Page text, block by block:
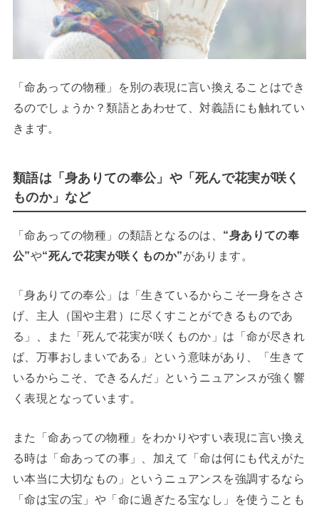
「命あっての物種」を別の表現に言い換えることはでき
るのでしょうか？類語とあわせて、対義語にも触れてい
きます。
類語は「身ありての奉公」や「死んで花実が咲く
ものか」など
「命あっての物種」の類語となるのは、 “身ありての奉
公”や“死んで花実が咲くものか”があります。
「身ありての奉公」は「生きているからこそ一身をささ
げ、主人（国や主君）に尽くすことができるものであ
る」、また「死んで花実が咲くものか」は「命が尽きれ
ば、万事おしまいである」という意味があり、「生きて
いるからこそ、できるんだ」というニュアンスが強く響
く表現となっています。
また「命あっての物種」をわかりやすい表現に言い換え
る時は「命あっての事」、加えて「命は何にも代えがた
い本当に大切なもの」というニュアンスを強調するなら
「命は宝の宝」や「命に過ぎたる宝なし」を使うことも